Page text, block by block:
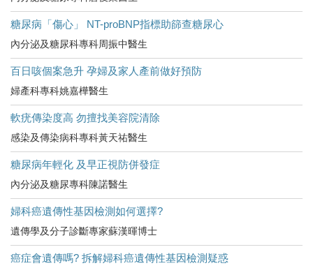
糖尿病「傷心」 NT-proBNP指標助篩查糖尿心
內分泌及糖尿科專科周振中醫生
百日咳個案急升 孕婦及家人產前做好預防
婦產科專科姚嘉樺醫生
軟疣傳染度高 勿擅找美容院清除
感染及傳染病科專科黃天祐醫生
糖尿病年輕化 及早正視防併發症
內分泌及糖尿專科陳諾醫生
婦科癌遺傳性基因檢測如何選擇?
遺傳學及分子診斷專家蘇漢暉博士
癌症會遺傳嗎? 拆解婦科癌遺傳性基因檢測疑惑